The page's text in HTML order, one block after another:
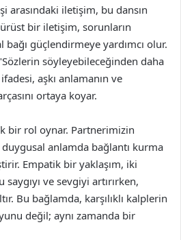
arasındaki iletişim, bu dansın
bir iletişim, sorunların
güçlendirmeye yardımcı olur.
söyleyebileceğinden daha
aşkı anlamanın ve
ortaya koyar.
bir rol oynar. Partnerimizin
anlamda bağlantı kurma
Empatik bir yaklaşım, iki
ve sevgiyi artırırken,
Bu bağlamda, karşılıklı kalplerin
değil; aynı zamanda bir